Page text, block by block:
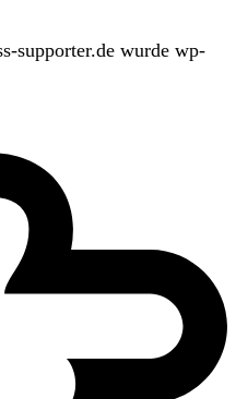
supporter.de wurde wp-